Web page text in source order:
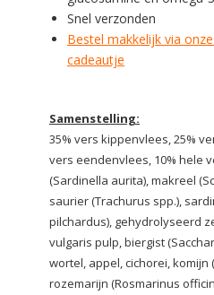
Snel verzonden
Bestel makkelijk via
cadeautje
Samenstelling:
35% vers kippenvlees, 25%
vers eendenvlees, 10% hele
(Sardinella aurita), makreel
saurier (Trachurus spp.),
pilchardus), gehydrolyseerd
vulgaris pulp, biergist
wortel, appel, cichorei, komijn
rozemarijn (Rosmarinus